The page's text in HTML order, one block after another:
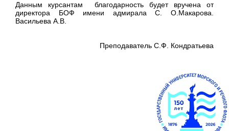
Данным курсантам благодарность будет вручена от
директора БОФ имени адмирала С. О.Макарова.
Васильева А.В.
Преподаватель С.Ф. Кондратьева